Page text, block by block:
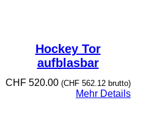
Hockey Tor
aufblasbar
CHF520.00 (CHF562.12brutto)
Mehr Details